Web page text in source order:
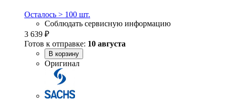
Осталось > 100 шт.
Соблюдать сервисную информацию
3 639 ₽
Готов к отправке: 10 августа
В корзину
Оригинал